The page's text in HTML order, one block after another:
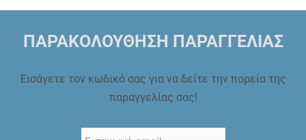
ΠΑΡΑΚΟΛΟΥΘΗΣΗ ΠΑΡΑΓΓΕΛΙΑΣ
Εισάγετε τον κωδικό σας για να δείτε την πορεία της
παραγγελίας σας!